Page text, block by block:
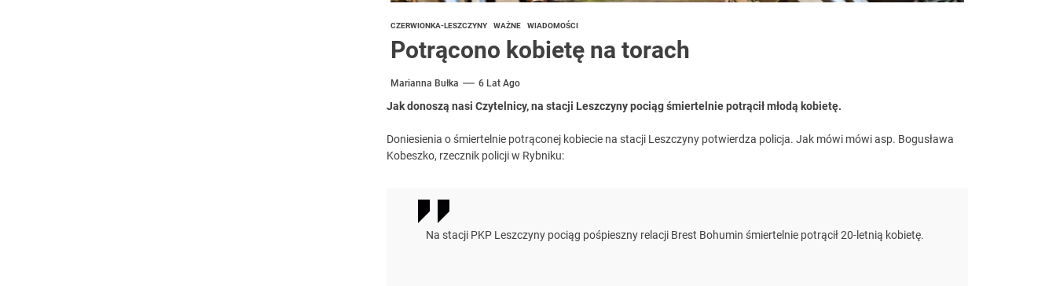
CZERWIONKA-LESZCZYNY WAŻNE WIADOMOŚCI
Potrącono kobietę na torach
Marianna Bułka 6 Lat Ago
Jak donoszą nasi Czytelnicy, na stacji Leszczyny pociąg śmiertelnie potrącił młodą kobietę.
Doniesienia o śmiertelnie potrąconej kobiecie na stacji Leszczyny potwierdza policja. Jak mówi mówi asp. Bogusława
Kobeszko, rzecznik policji w Rybniku:
Na stacji PKP Leszczyny pociąg pośpieszny relacji Brest Bohumin śmiertelnie potrącił 20-letnią kobietę.